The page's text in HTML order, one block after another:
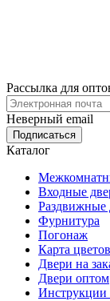
Рассылка для
Неверный email
Каталог
Входные
Раздвижные
Фурнитура
Погонаж
Карта
Двери на
Двери оптом
Инструкции